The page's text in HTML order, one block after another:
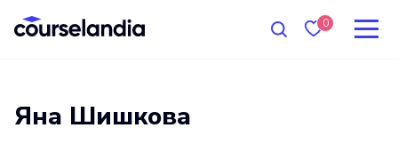
0
Яна Шишкова